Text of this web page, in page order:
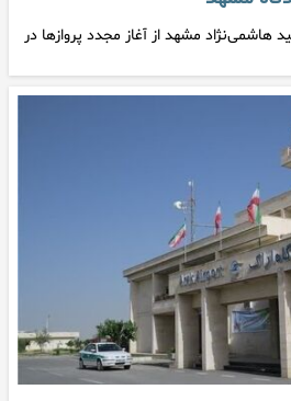
هاشمی‌نژاد مشهد از آغاز مجدد پروازها در